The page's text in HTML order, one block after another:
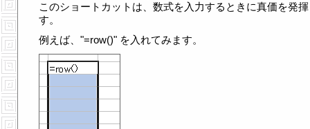
このショートカットは、数式を入力するときに真価を発
す。
例えば、"=row()" を入れてみます。